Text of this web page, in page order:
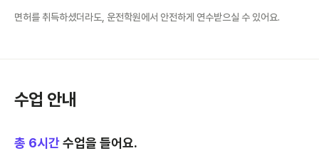
면허를 취득하셨더라도, 운전학원에서 안전하게 연수받으실 수 있어요.
수업 안내
총 6시간수업을 들어요.